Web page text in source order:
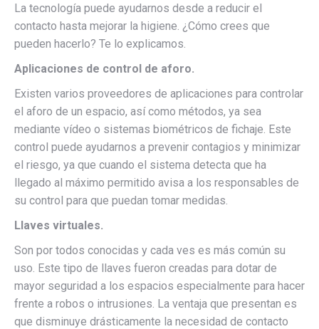
La tecnología puede ayudarnos desde a reducir el
contacto hasta mejorar la higiene. ¿Cómo crees que
pueden hacerlo? Te lo explicamos.
Aplicaciones de control de aforo.
Existen varios proveedores de aplicaciones para controlar
el aforo de un espacio, así como métodos, ya sea
mediante vídeo o sistemas biométricos de fichaje. Este
control puede ayudarnos a prevenir contagios y minimizar
el riesgo, ya que cuando el sistema detecta que ha
llegado al máximo permitido avisa a los responsables de
su control para que puedan tomar medidas.
Llaves virtuales.
Son por todos conocidas y cada ves es más común su
uso. Este tipo de llaves fueron creadas para dotar de
mayor seguridad a los espacios especialmente para hacer
frente a robos o intrusiones. La ventaja que presentan es
que disminuye drásticamente la necesidad de contacto